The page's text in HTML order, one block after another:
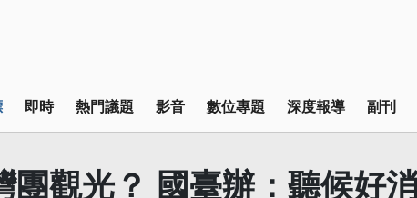
即時 熱門議題 影音 數位專題 深度報導 副刊
團觀光？ 國臺辦：聽候好